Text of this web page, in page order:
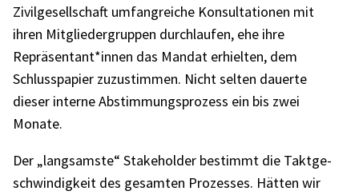
Zivil­ge­sell­schaft umfang­rei­che Konsul­ta­tio­nen mit
ihren Mitglie­der­grup­pen durch­lau­fen, ehe ihre
Repräsentant*innen das Mandat erhiel­ten, dem
Schluss­pa­pier zuzu­stim­men. Nicht selten dauerte
dieser interne Abstim­mungs­pro­zess ein bis zwei
Monate.
Der „lang­samste“ Stake­hol­der bestimmt die Takt­ge­
schwin­dig­keit des gesam­ten Prozes­ses. Hätten wir